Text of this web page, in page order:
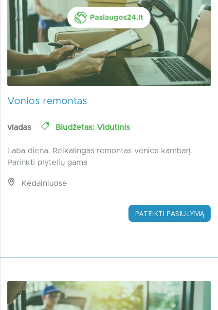
Vonios remontas
vladas Biudžetas: Vidutinis
Laba diena. Reikalingas remontas vonios kambarį.
Parinkti plytelių gama
Kėdainiuose
PATEIKTI PASIŪLYMĄ